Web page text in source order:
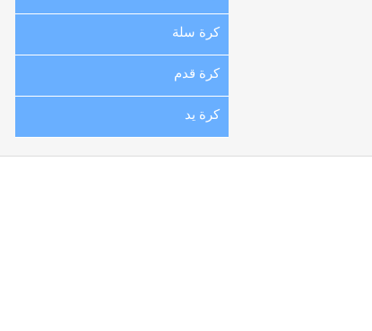
كرة سلة
كرة قدم
كرة يد